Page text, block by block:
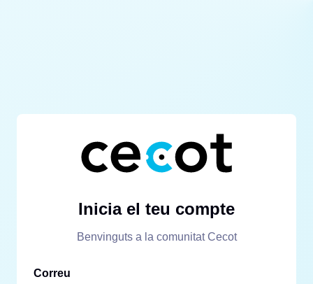
Inicia el teu compte
Benvinguts a la comunitat Cecot
Correu